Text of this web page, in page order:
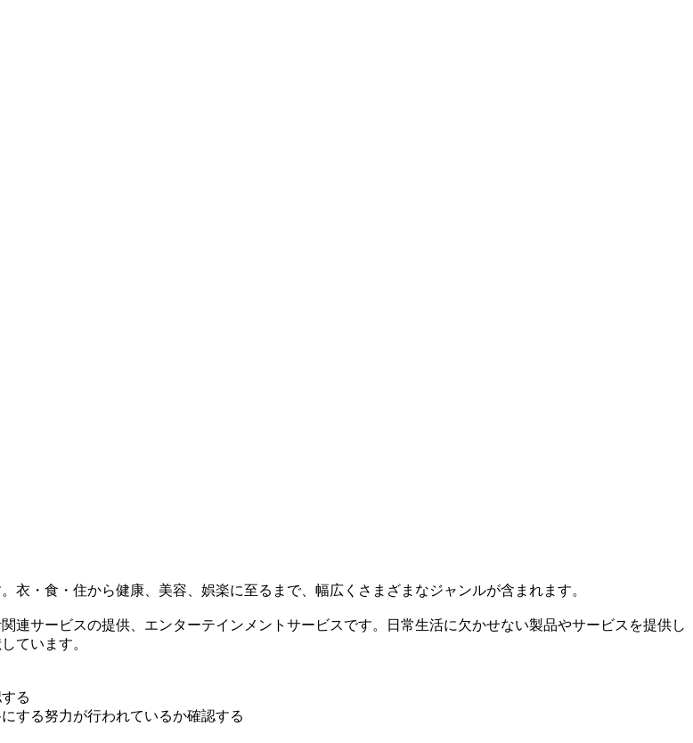
・食・住から健康、美容、娯楽に至るまで、幅広くさまざまなジャンルが含まれます。
連サービスの提供、エンターテインメントサービスです。日常生活に欠かせない製品やサービスを提供し
ています。
る
する努力が行われているか確認する